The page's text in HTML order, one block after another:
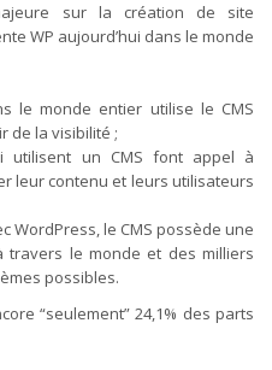
sur la création de site
WP aujourd’hui dans le monde
le monde entier utilise le CMS
de la visibilité ;
utilisent un CMS font appel à
leur contenu et leurs utilisateurs
WordPress, le CMS possède une
travers le monde et des milliers
possibles.
“seulement” 24,1% des parts